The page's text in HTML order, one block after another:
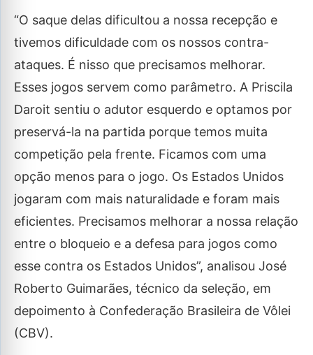
“O saque delas dificultou a nossa recepção e
tivemos dificuldade com os nossos contra-
ataques. É nisso que precisamos melhorar.
Esses jogos servem como parâmetro. A Priscila
Daroit sentiu o adutor esquerdo e optamos por
preservá-la na partida porque temos muita
competição pela frente. Ficamos com uma
opção menos para o jogo. Os Estados Unidos
jogaram com mais naturalidade e foram mais
eficientes. Precisamos melhorar a nossa relação
entre o bloqueio e a defesa para jogos como
esse contra os Estados Unidos”, analisou José
Roberto Guimarães, técnico da seleção, em
depoimento à Confederação Brasileira de Vôlei
(CBV).